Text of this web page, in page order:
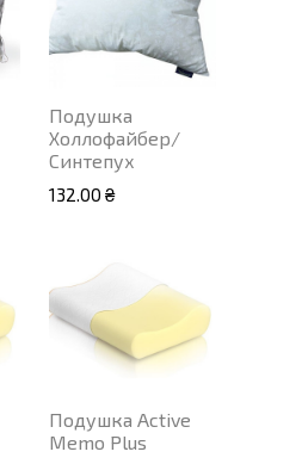
Подушка
Холлофайбер/
Синтепух
132.00 ₴
Подушка Active
Memo Plus